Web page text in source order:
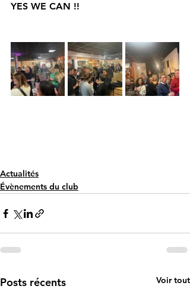
YES WE CAN !!
Actualités
Évènements du club
Posts récents Voir tout